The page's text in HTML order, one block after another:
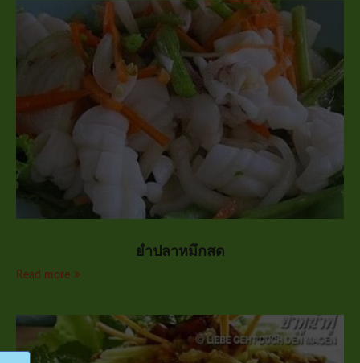
ยำปลาหมึกสด
Read more